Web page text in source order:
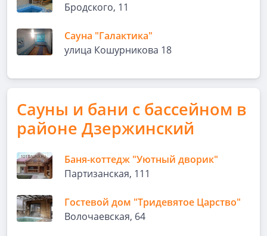
Бродского, 11
Сауна "Галактика"
улица Кошурникова 18
Сауны и бани с бассейном в
районе Дзержинский
Баня-коттедж "Уютный дворик"
Партизанская, 111
Гостевой дом "Тридевятое Царство"
Волочаевская, 64